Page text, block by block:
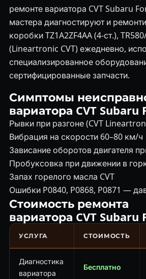
ремонте вариатора CVT Subaru
мастера диагностируют и
коробки TZ1A2ZF4AA (4-ст.),
(Lineartronic CVT) ежедневно,
специализированное
сертифицированные запчасти.
Симптомы
вариатора CVT Subaru
Рывки при разгоне (CVT
Вибрация на скорости 60–80 км/ч
Зависание оборотов двигателя
Пробуксовка при движении в
Запах горелого масла CVT
Ошибки P0840, P0868, P0871 —
Стоимость ремонта
вариатора CVT Subaru
УСЛУГА СТОИМОСТЬ
Диагностика
вариатора
Бесплатно